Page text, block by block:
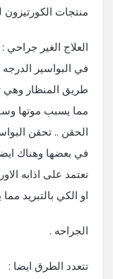
منتجات الكورتيزون
العلاج الغير جراحي :
في البواسير
طريق المنظار وهي
مما يسبب موتها
الحقن .. تحقن
في بعضها وهناك
تعتمد على اذابه
او الكي بالتبريد
الجراحه .
تتعدد الطرق ايضا :